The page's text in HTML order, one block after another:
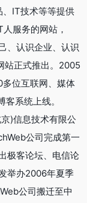
IT技术等等提供
服务的网站，
、认识企业、认识
站正式推出。2005
位互联网、媒体
系统上线。
)信息技术有限公
公司完成第一
极客论坛、电信论
举办2006年夏季
公司搬迁至中